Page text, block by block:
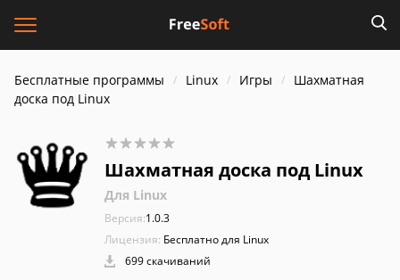
Бесплатные программы Linux Игры
Шахматная
доска под Linux
Шахматная доска под Linux
Для Linux
Версия:1.0.3
Лицензия: Бесплатно для Linux
699 скачиваний